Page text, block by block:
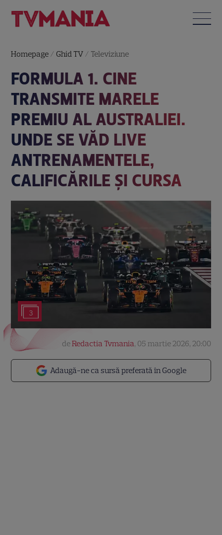
Homepage / Ghid TV / Televiziune
FORMULA 1. CINE
TRANSMITE MARELE
PREMIU AL AUSTRALIEI.
UNDE SE VĂD LIVE
ANTRENAMENTELE,
CALIFICĂRILE ȘI CURSA
3
Adaugă-ne ca sursă preferată în Google
deRedactia Tvmania, 05 martie 2026, 20:00